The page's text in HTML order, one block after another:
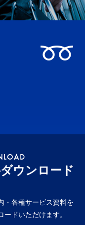
ウンロード
・各種サービス資料を
ードいただけます。